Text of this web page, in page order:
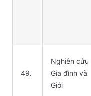
49.
Nghiên cứu
Gia đình và
Giới